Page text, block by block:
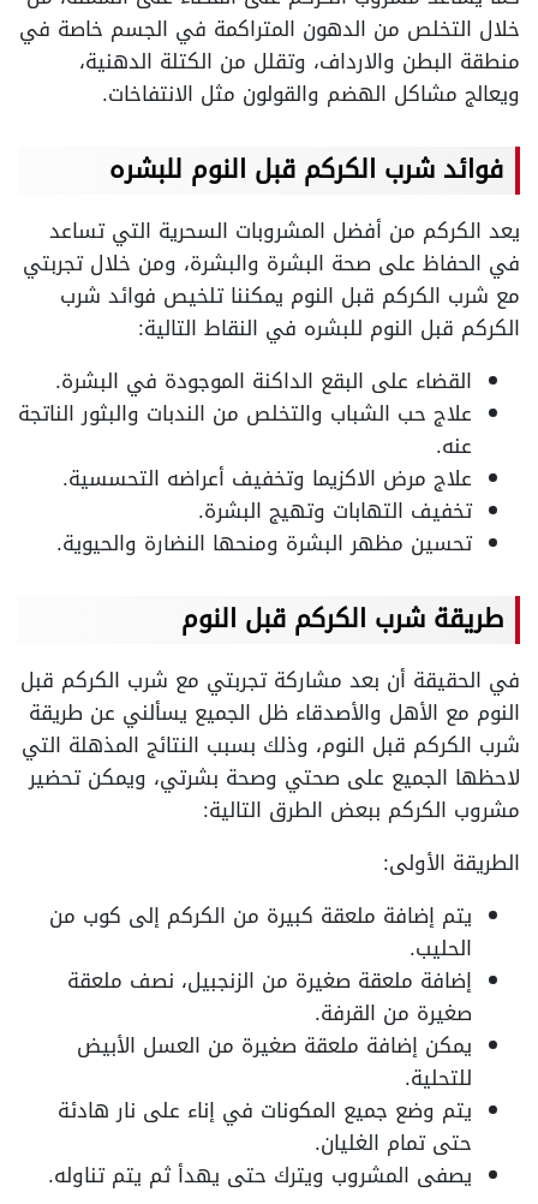
خلال التخلص من الدهون المتراكمة في الجسم خاصة في
منطقة البطن والارداف، وتقلل من الكتلة الدهنية،
ويعالج مشاكل الهضم والقولون مثل الانتفاخات.
فوائد شرب الكركم قبل النوم للبشره
يعد الكركم من أفضل المشروبات السحرية التي تساعد
في الحفاظ على صحة البشرة والبشرة، ومن خلال تجربتي
مع شرب الكركم قبل النوم يمكننا تلخيص فوائد شرب
الكركم قبل النوم للبشره في النقاط التالية:
القضاء على البقع الداكنة الموجودة في البشرة.
علاج حب الشباب والتخلص من الندبات والبثور الناتجة
عنه.
علاج مرض الاكزيما وتخفيف أعراضه التحسسية.
تخفيف التهابات وتهيج البشرة.
تحسين مظهر البشرة ومنحها النضارة والحيوية.
طريقة شرب الكركم قبل النوم
في الحقيقة أن بعد مشاركة تجربتي مع شرب الكركم قبل
النوم مع الأهل والأصدقاء ظل الجميع يسألني عن طريقة
شرب الكركم قبل النوم، وذلك بسبب النتائج المذهلة التي
لاحظها الجميع على صحتي وصحة بشرتي، ويمكن تحضير
مشروب الكركم ببعض الطرق التالية:
الطريقة الأولى:
يتم إضافة ملعقة كبيرة من الكركم إلى كوب من
الحليب.
إضافة ملعقة صغيرة من الزنجبيل، نصف ملعقة
صغيرة من القرفة.
يمكن إضافة ملعقة صغيرة من العسل الأبيض
للتحلية.
يتم وضع جميع المكونات في إناء على نار هادئة
حتى تمام الغليان.
يصفى المشروب ويترك حتى يهدأ ثم يتم تناوله.